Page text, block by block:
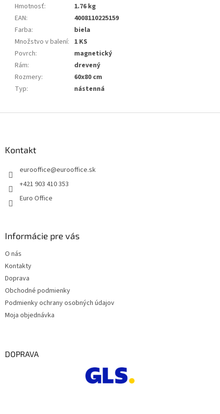
Hmotnosť:
1.76 kg
EAN:
4008110225159
Farba:
biela
Množstvo v balení: 1 KS
Povrch:
magnetický
Rám:
drevený
Rozmery:
60x80 cm
Typ: nástenná
Kontakt
eurooffice@eurooffice.sk
+421 903 410 353
Euro Office
Informácie pre vás
O nás
Kontakty
Doprava
Obchodné podmienky
Podmienky ochrany osobných údajov
Moja objednávka
DOPRAVA